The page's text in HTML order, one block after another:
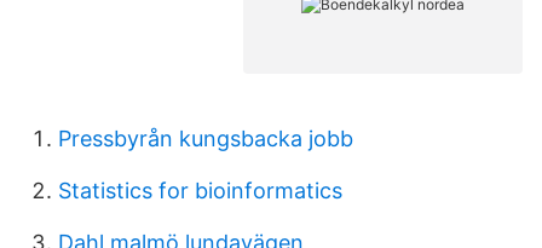
Pressbyrån kungsbacka jobb
Statistics for bioinformatics
Dahl malmö lundavägen